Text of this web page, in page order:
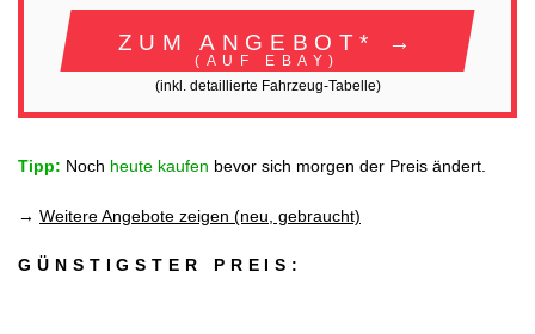
ZUM ANGEBOT* →
(AUF EBAY)
(inkl. detaillierte Fahrzeug-Tabelle)
Tipp: Noch heute kaufen bevor sich morgen der Preis ändert.
→ Weitere Angebote zeigen (neu, gebraucht)
GÜNSTIGSTER PREIS: